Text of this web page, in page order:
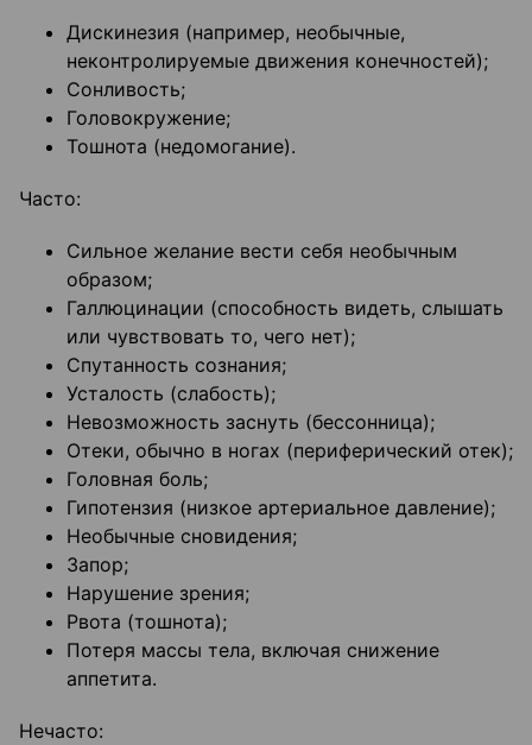
Дискинезия (например, необычные,
неконтролируемые движения конечностей);
Сонливость;
Головокружение;
Тошнота (недомогание).
Часто:
Сильное желание вести себя необычным
образом;
Галлюцинации (способность видеть, слышать
или чувствовать то, чего нет);
Спутанность сознания;
Усталость (слабость);
Невозможность заснуть (бессонница);
Отеки, обычно в ногах (периферический отек);
Головная боль;
Гипотензия (низкое артериальное давление);
Необычные сновидения;
Запор;
Нарушение зрения;
Рвота (тошнота);
Потеря массы тела, включая снижение
аппетита.
Нечасто: